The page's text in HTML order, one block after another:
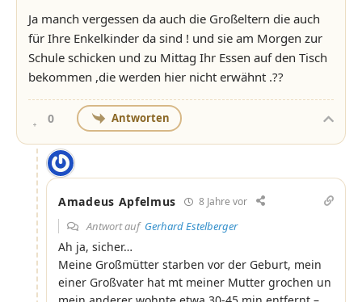
Ja manch vergessen da auch die Großeltern die auch
für Ihre Enkelkinder da sind ! und sie am Morgen zur
Schule schicken und zu Mittag Ihr Essen auf den Tisch
bekommen ,die werden hier nicht erwähnt .??
0 Antworten
Amadeus Apfelmus 8 Jahre vor
Antwort auf Gerhard Estelberger
Ah ja, sicher…
Meine Großmütter starben vor der Geburt, mein
einer Großvater hat mt meiner Mutter grochen un